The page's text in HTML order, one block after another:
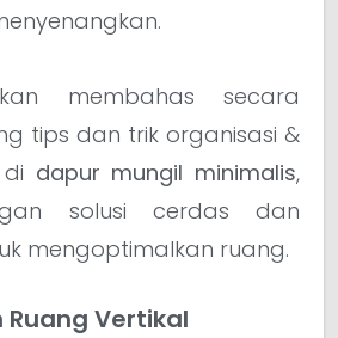
membahas secara
tips dan trik organisasi &
dapur mungil minimalis,
solusi cerdas dan
mengoptimalkan ruang.
Vertikal